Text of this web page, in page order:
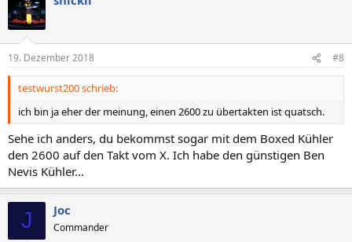
19. Dezember 2018 #8
testwurst200 schrieb:
ich bin ja eher der meinung, einen 2600 zu übertakten ist quatsch.
Sehe ich anders, du bekommst sogar mit dem Boxed Kühler
den 2600 auf den Takt vom X. Ich habe den günstigen Ben
Nevis Kühler...
J Joc
Commander